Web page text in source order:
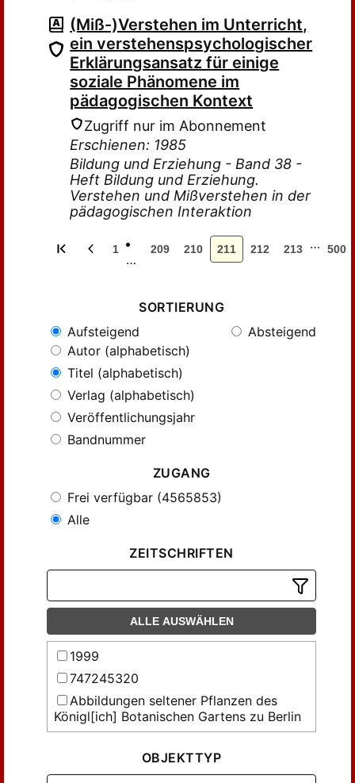
(Miß-)Verstehen im Unterricht,
ein verstehenspsychologischer
Erklärungsansatz für einige
soziale Phänomene im
pädagogischen Kontext
Zugriff nur im Abonnement
Erschienen: 1985
Bildung und Erziehung - Band 38 -
Heft Bildung und Erziehung.
Verstehen und Mißverstehen in der
pädagogischen Interaktion
1
…
209 210 211 212 213 … 500
SORTIERUNG
Aufsteigend
Absteigend
Autor (alphabetisch)
Titel (alphabetisch)
Verlag (alphabetisch)
Veröffentlichungsjahr
Bandnummer
ZUGANG
Frei verfügbar (4565853)
Alle
ZEITSCHRIFTEN
ALLE AUSWÄHLEN
1999
747245320
Abbildungen seltener Pflanzen des
Königl[ich] Botanischen Gartens zu Berlin
Wissenschaften in Göttingen,
Mathematisch-Physikalische Klasse
OBJEKTTYP